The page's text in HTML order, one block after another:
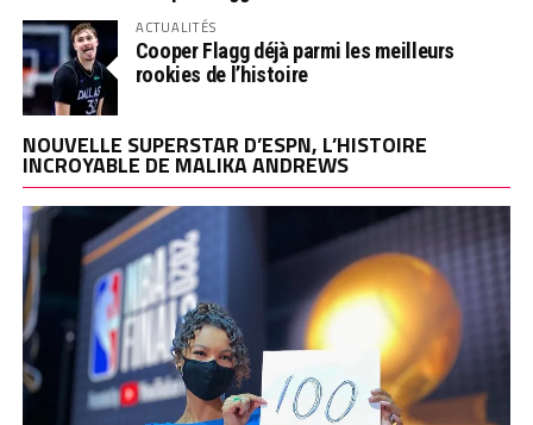
ACTUALITÉS
Cooper Flagg déjà parmi les meilleurs
rookies de l’histoire
NOUVELLE SUPERSTAR D’ESPN, L’HISTOIRE
INCROYABLE DE MALIKA ANDREWS